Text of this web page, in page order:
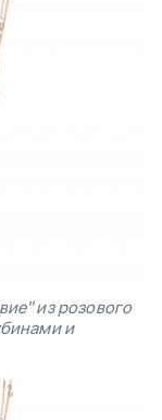
из розового
и